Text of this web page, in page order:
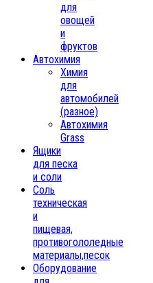
для
овощей
и
фруктов
Автохимия
Химия
для
автомобилей
(разное)
Автохимия
Grass
Ящики
для песка
и соли
Соль
техническая
и
пищевая,
противогололедные
материалы,песок
Oборудование